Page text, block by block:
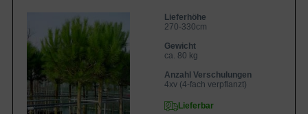
Lieferhöhe
270-330cm
Gewicht
ca. 80 kg
Anzahl Verschulungen
4xv (4-fach verpflanzt)
Lieferbar